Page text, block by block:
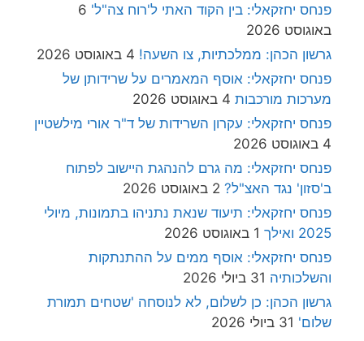
פנחס יחזקאלי: בין הקוד האתי ל'רוח צה"ל' 6
באוגוסט 2026
גרשון הכהן: ממלכתיות, צו השעה! 4 באוגוסט 2026
פנחס יחזקאלי: אוסף המאמרים על שרידותן של
מערכות מורכבות 4 באוגוסט 2026
פנחס יחזקאלי: עקרון השרידות של ד"ר אורי מילשטיין
4 באוגוסט 2026
פנחס יחזקאלי: מה גרם להנהגת היישוב לפתוח
ב'סזון' נגד האצ"ל? 2 באוגוסט 2026
פנחס יחזקאלי: תיעוד שנאת נתניהו בתמונות, מיולי
2025 ואילך
1 באוגוסט 2026
פנחס יחזקאלי: אוסף ממים על ההתנתקות
והשלכותיה 31 ביולי 2026
גרשון הכהן: כן לשלום, לא לנוסחה 'שטחים תמורת
שלום' 31 ביולי 2026